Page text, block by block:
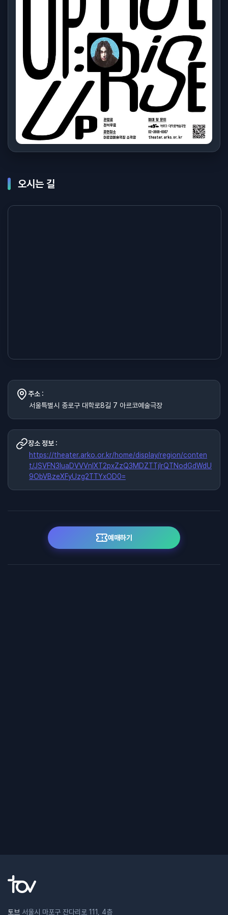
오시는 길
주소 :
서울특별시 종로구 대학로8길 7 아르코예술극장
장소 정보 :
https://theater.arko.or.kr/home/display/region/conten
t/JSVFN3luaDVVVnlXT2pxZzQ3MDZTTjIrQTNodGdWdU
9ObVBzeXFyUzg2TTYxOD0=
예매하기
토브 서울시 마포구 잔다리로 111, 4층